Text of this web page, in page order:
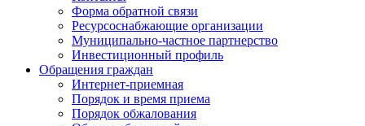
Форма обратной связи
Ресурсоснабжающие организации
Муниципально-частное партнерство
Инвестиционный профиль
Обращения граждан
Интернет-приемная
Порядок и время приема
Порядок обжалования